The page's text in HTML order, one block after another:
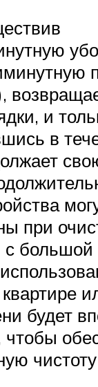
и
в
при
будет
чтобы